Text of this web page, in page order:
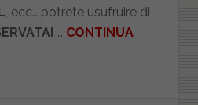
, ecc… potrete usufruire di
… CONTINUA